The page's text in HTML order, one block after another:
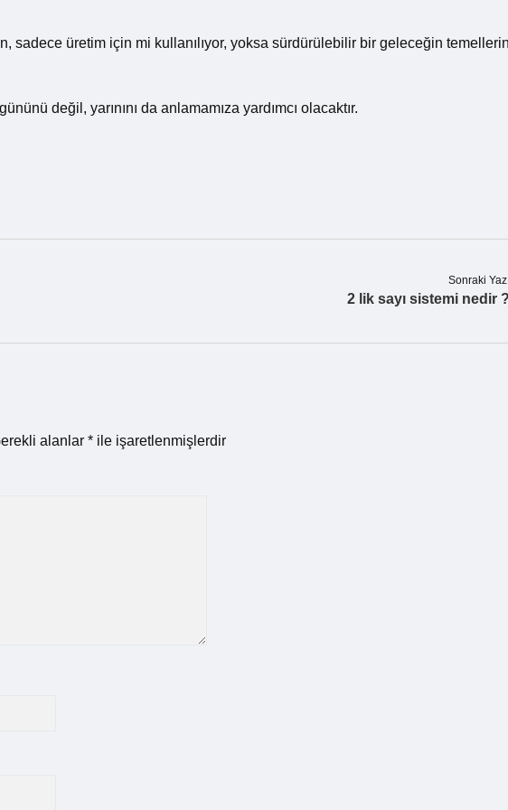
sadece üretim için mi kullanılıyor, yoksa sürdürülebilir bir geleceğin
değil, yarınını da anlamamıza yardımcı olacaktır.
Sonraki
2 lik sayı sistemi nedir ?
alanlar * ile işaretlenmişlerdir